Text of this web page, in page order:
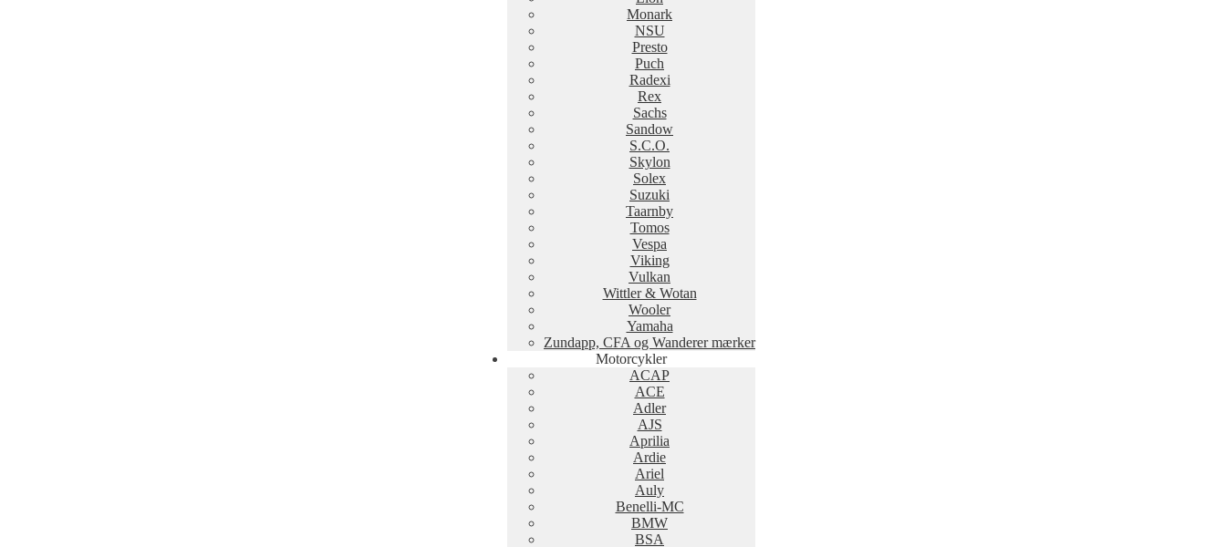
Monark
NSU
Presto
Puch
Radexi
Rex
Sachs
Sandow
S.C.O.
Skylon
Solex
Suzuki
Taarnby
Tomos
Vespa
Viking
Vulkan
Wittler & Wotan
Wooler
Yamaha
Zundapp, CFA og Wanderer mærker
Motorcykler
ACAP
ACE
Adler
AJS
Aprilia
Ardie
Ariel
Auly
Benelli-MC
BMW
BSA